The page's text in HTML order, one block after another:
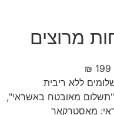
מרוצים
ללא ריבית